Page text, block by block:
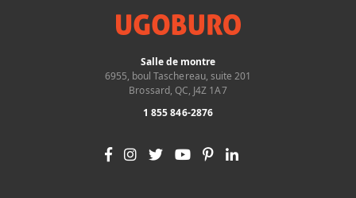
Salle de montre
6955, boul Taschereau, suite 201
Brossard, QC, J4Z 1A7
1 855 846-2876